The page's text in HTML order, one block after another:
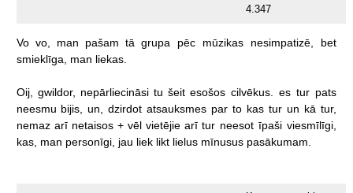
4.347
Vo vo, man pašam tā grupa pēc mūzikas nesimpatizē,
bet
smieklīga,
man liekas.
Oij, gwildor, nepārliecināsi tu šeit esošos cilvēkus. es tur pats
neesmu bijis, un, dzirdot atsauksmes par to kas tur un kā tur,
nemaz arī netaisos + vēl vietējie arī tur neesot īpaši viesmīlīgi,
kas, man personīgi, jau liek likt lielus mīnusus pasākumam.